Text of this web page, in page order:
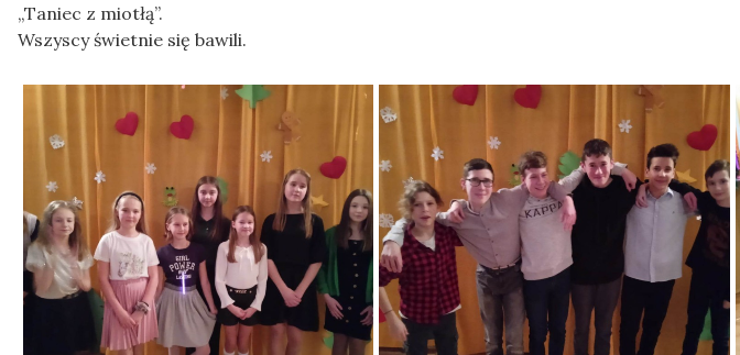
„Taniec z miotłą”.
Wszyscy świetnie się bawili.